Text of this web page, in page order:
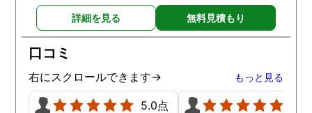
務所に関しても調べてく
ていて、周りの人たちの
かげで夫と離婚ができそ
詳細を見る 無料見積もり
口コミ
右にスクロールできます→ もっと見る
5.0点